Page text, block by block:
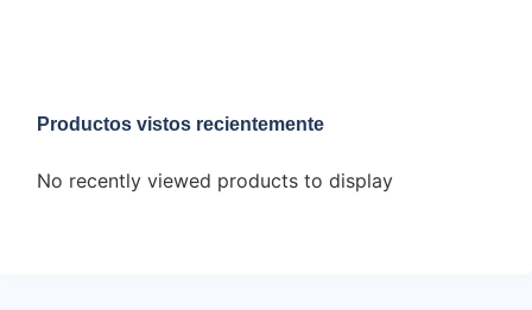
Productos vistos recientemente
No recently viewed products to display